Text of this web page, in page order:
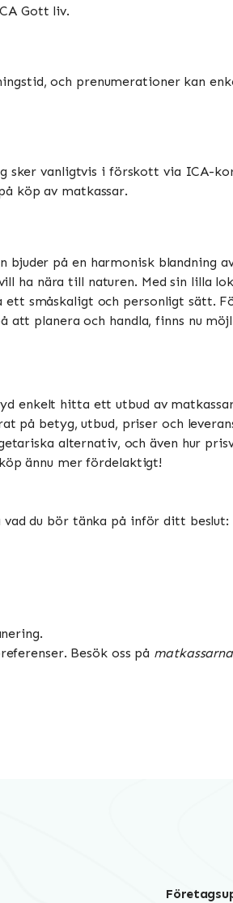
Gott liv​​.
och prenumerationer kan
sker vanligtvis i förskott via ICA-
köp av matkassar​​.
på en harmonisk blandning
ha nära till naturen. Med sin lilla
ett småskaligt och personligt sätt.
att planera och handla, finns nu
enkelt hitta ett utbud av
på betyg, utbud, priser och
alternativ, och även hur
ännu mer fördelaktigt!
du bör tänka på inför ditt beslut:
Besök oss på